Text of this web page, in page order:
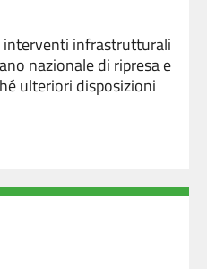
interventi infrastrutturali
nazionale di ripresa e
ulteriori disposizioni